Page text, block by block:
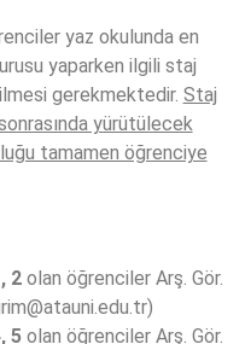
yaz okulunda en
yaparken ilgili staj
gerekmektedir. Staj
yürütülecek
tamamen öğrenciye
2olan öğrenciler Arş. Gör.
5olan öğrenciler Arş. Gör.